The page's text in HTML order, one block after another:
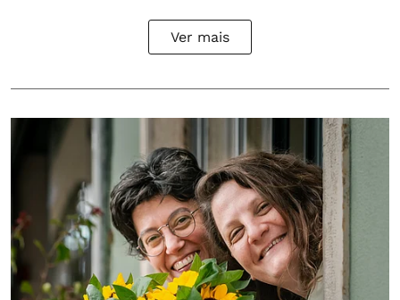
Ver mais